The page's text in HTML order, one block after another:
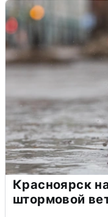
Красноярск
штормовой